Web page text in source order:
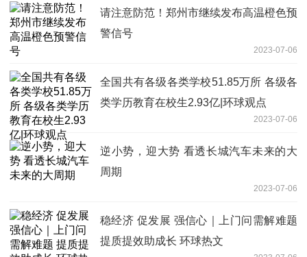
请注意防范！郑州市继续发布高温橙色预
警信号
2023-07-06
全国共有各级各类学校51.85万所 各级各
类学历教育在校生2.93亿|环球观点
2023-07-06
逆小势，迎大势 看透长城汽车未来的大
周期
2023-07-06
稳经济 促发展 强信心｜上门问需解难题
提质提效助成长 环球热文